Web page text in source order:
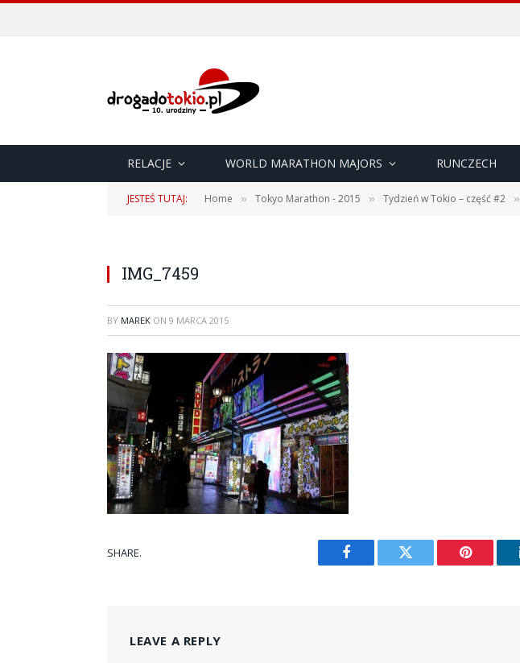
RELACJE WORLD MARATHON MAJORS RUNCZECH
JESTEŚ TUTAJ: Home » Tokyo Marathon - 2015 » Tydzień w Tokio – część #2 »
IMG_7459
BY MAREK ON 9 MARCA 2015
SHARE.
Facebook Twitter Pinterest
LEAVE A REPLY